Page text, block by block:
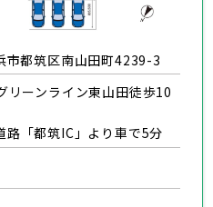
市都筑区南山田町4239-3
リーンライン東山田徒歩10
路「都筑IC」より車で5分